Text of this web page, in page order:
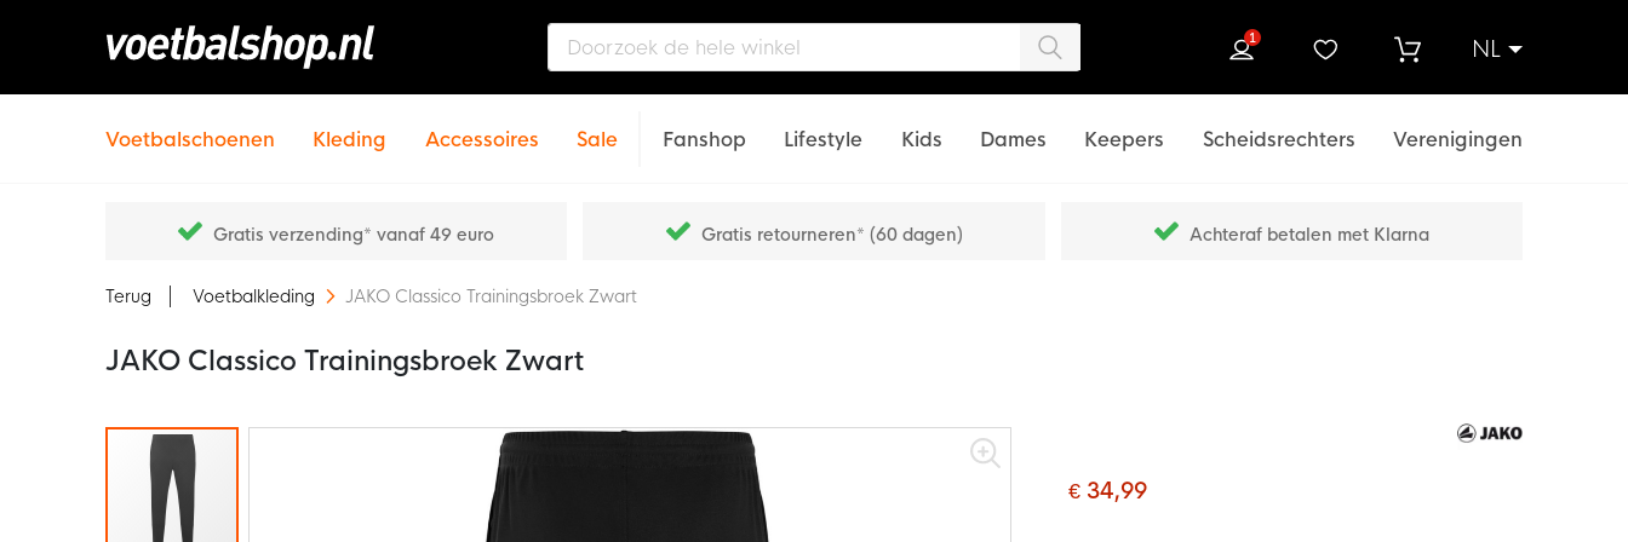
NL
1
Voetbalschoenen Kleding Accessoires Sale Fanshop Lifestyle Kids Dames Keepers Scheidsrechters Verenigingen
Gratis verzending* vanaf 49 euro Gratis retourneren* (60 dagen) Achteraf betalen met Klarna
Terug Voetbalkleding JAKO Classico Trainingsbroek Zwart
JAKO Classico Trainingsbroek Zwart
Ga
€ 34,99